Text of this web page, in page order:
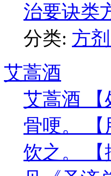
治要诀类
分类: 方
艾蒿酒
艾蒿酒 【
骨哽。 【
饮之。 【